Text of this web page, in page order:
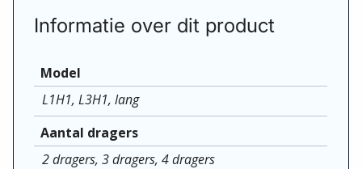
Informatie over dit product
Model
L1H1, L3H1, lang
Aantal dragers
2 dragers, 3 dragers, 4 dragers